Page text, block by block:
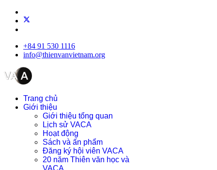
+84 91 530 1116
info@thienvanvietnam.org
Trang chủ
Giới thiệu
Giới thiệu tổng quan
Lịch sử VACA
Hoạt động
Sách và ấn phẩm
Đăng ký hội viên VACA
20 năm Thiên văn học và
VACA